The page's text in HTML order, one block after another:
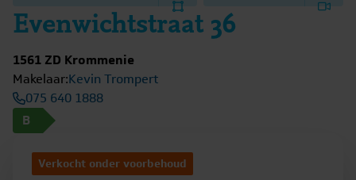
Evenwichtstraat 36
1561 ZD Krommenie
Makelaar:Kevin Trompert
075 640 1888
B
Verkocht onder voorbehoud